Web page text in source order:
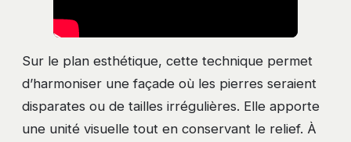
Sur le plan esthétique, cette technique permet
d’harmoniser une façade où les pierres seraient
disparates ou de tailles irrégulières. Elle apporte
une unité visuelle tout en conservant le relief. À